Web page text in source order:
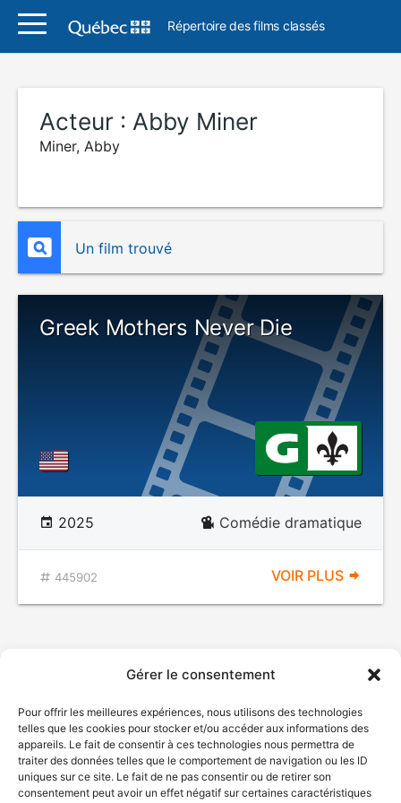
Gérer le consentement
Pour offrir les meilleures expériences, nous utilisons des technologies
telles que les cookies pour stocker et/ou accéder aux informations des
appareils. Le fait de consentir à ces technologies nous permettra de
traiter des données telles que le comportement de navigation ou les ID
uniques sur ce site. Le fait de ne pas consentir ou de retirer son
consentement peut avoir un effet négatif sur certaines caractéristiques
Répertoire des films classés
Acteur : Abby Miner
Miner, Abby
Un film trouvé
Greek Mothers Never Die
2025 Comédie dramatique
445902 VOIR PLUS